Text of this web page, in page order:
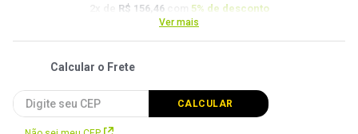
2
R$ 156,46com 5% de desconto
3x deR$ 104,86com4.5% de desconto
x de
Ver mais